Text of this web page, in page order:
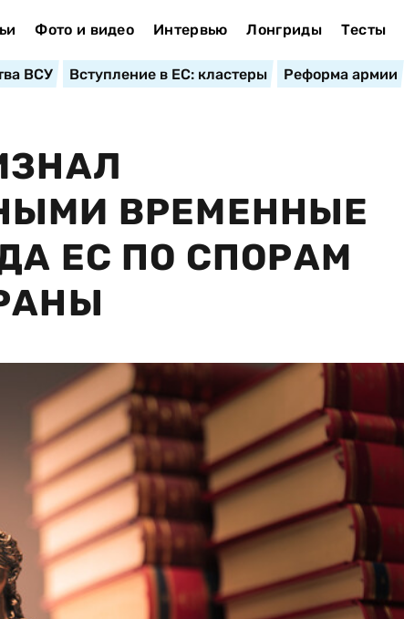
Фото и видео Интервью Лонгриды Тесты
ВСУ Вступление в ЕС: кластеры Реформа армии
ВРЕМЕННЫЕ
ЕС ПО СПОРАМ